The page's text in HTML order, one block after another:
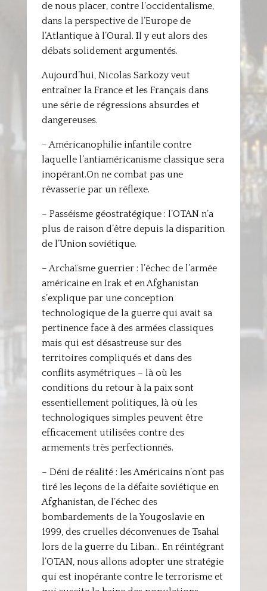
de nous placer, contre l’occidentalisme,
dans la perspective de l’Europe de
l’Atlantique à l’Oural. Il y eut alors des
débats solidement argumentés.
Aujourd’hui, Nicolas Sarkozy veut
entraîner la France et les Français dans
une série de régressions absurdes et
dangereuses.
– Américanophilie infantile contre
laquelle l’antiaméricanisme classique sera
inopérant.On ne combat pas une
rêvasserie par un réflexe.
– Passéisme géostratégique : l’OTAN n’a
plus de raison d’être depuis la disparition
de l’Union soviétique.
– Archaïsme guerrier : l’échec de l’armée
américaine en Irak et en Afghanistan
s’explique par une conception
technologique de la guerre qui avait sa
pertinence face à des armées classiques
mais qui est désastreuse sur des
territoires compliqués et dans des
conflits asymétriques – là où les
conditions du retour à la paix sont
essentiellement politiques, là où les
technologiques simples peuvent être
efficacement utilisées contre des
armements très perfectionnés.
– Déni de réalité : les Américains n’ont pas
tiré les leçons de la défaite soviétique en
Afghanistan, de l’échec des
bombardements de la Yougoslavie en
1999, des cruelles déconvenues de Tsahal
lors de la guerre du Liban… En réintégrant
l’OTAN, nous allons adopter une stratégie
qui est inopérante contre le terrorisme et